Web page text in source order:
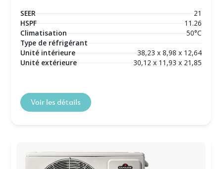
SEER
21
HSPF
11.26
Climatisation
50°C
Type de réfrigérant
Unité intérieure
38,23 x 8,98 x 12,64
Unité extérieure
30,12 x 11,93 x 21,85
Voir les détails